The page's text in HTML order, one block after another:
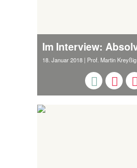
18. Januar 2018 | Prof. Martin Kreyßig